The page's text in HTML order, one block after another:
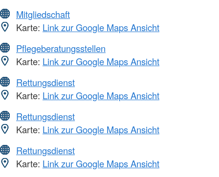
Mitgliedschaft
Karte: Link zur Google Maps Ansicht
Pflegeberatungsstellen
Karte: Link zur Google Maps Ansicht
Rettungsdienst
Karte: Link zur Google Maps Ansicht
Rettungsdienst
Karte: Link zur Google Maps Ansicht
Rettungsdienst
Karte: Link zur Google Maps Ansicht